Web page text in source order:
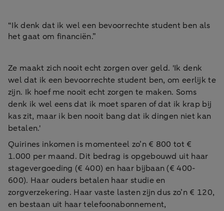
“Ik denk dat ik wel een bevoorrechte student ben als
het gaat om financiën.”
Ze maakt zich nooit echt zorgen over geld. 'Ik denk
wel dat ik een bevoorrechte student ben, om eerlijk te
zijn. Ik hoef me nooit echt zorgen te maken. Soms
denk ik wel eens dat ik moet sparen of dat ik krap bij
kas zit, maar ik ben nooit bang dat ik dingen niet kan
betalen.'
Quirines inkomen is momenteel zo’n € 800 tot €
1.000 per maand. Dit bedrag is opgebouwd uit haar
stagevergoeding (€ 400) en haar bijbaan (€ 400-
600). Haar ouders betalen haar studie en
zorgverzekering. Haar vaste lasten zijn dus zo’n € 120,
en bestaan uit haar telefoonabonnement,